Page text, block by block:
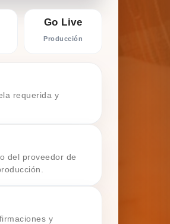
Go Live
Producción
requerida y
del proveedor de
y